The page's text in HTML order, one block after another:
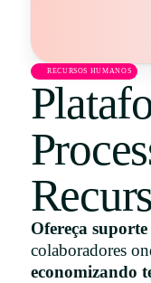
Español
Português
RECURSOS HUMANOS
Ofereça
colaboradores
economizando